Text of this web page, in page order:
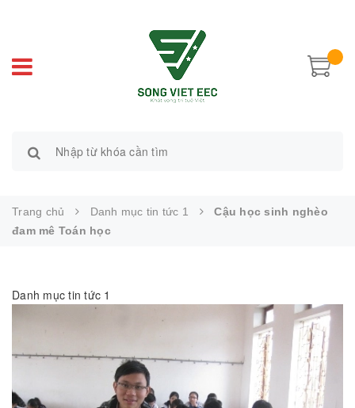
Trang chủ Danh mục tin tức 1
Cậu học sinh nghèo
đam mê Toán học
Danh mục tin tức 1